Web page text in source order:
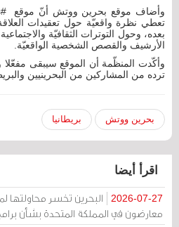
تعطي نظرة واقعيّة حول تعقيدات العلاقة
بعده، وحول التوترات الثقافيّة
الأرشيف والقصص الشخصية الواقعيّة.
وأكّدت المنظّمة أن الموقع سيبقى
ترده من المشاركين من البحرينيين
بحرين ووتش بريطانيا
اقرأ أيضا
2026-07-27
البحرين تخسر محاولتها
معارضون في المملكة المتحدة بشأن